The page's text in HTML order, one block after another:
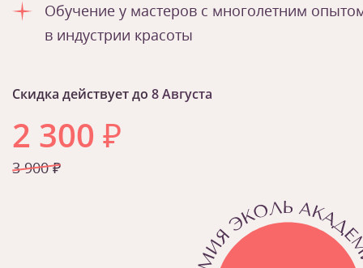
Обучение у мастеров с многолетним
в индустрии красоты
Скидка действует до 8 Августа
2 300 ₽
3 900 ₽